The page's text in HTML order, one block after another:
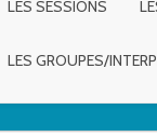
LES SESSIONS
LES GROUPES/